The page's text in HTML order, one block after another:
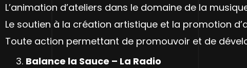
L’animation d’ateliers dans le domaine de la
Le soutien à la création artistique et la promotion
Toute action permettant de promouvoir et de
Balance la Sauce – La Radio